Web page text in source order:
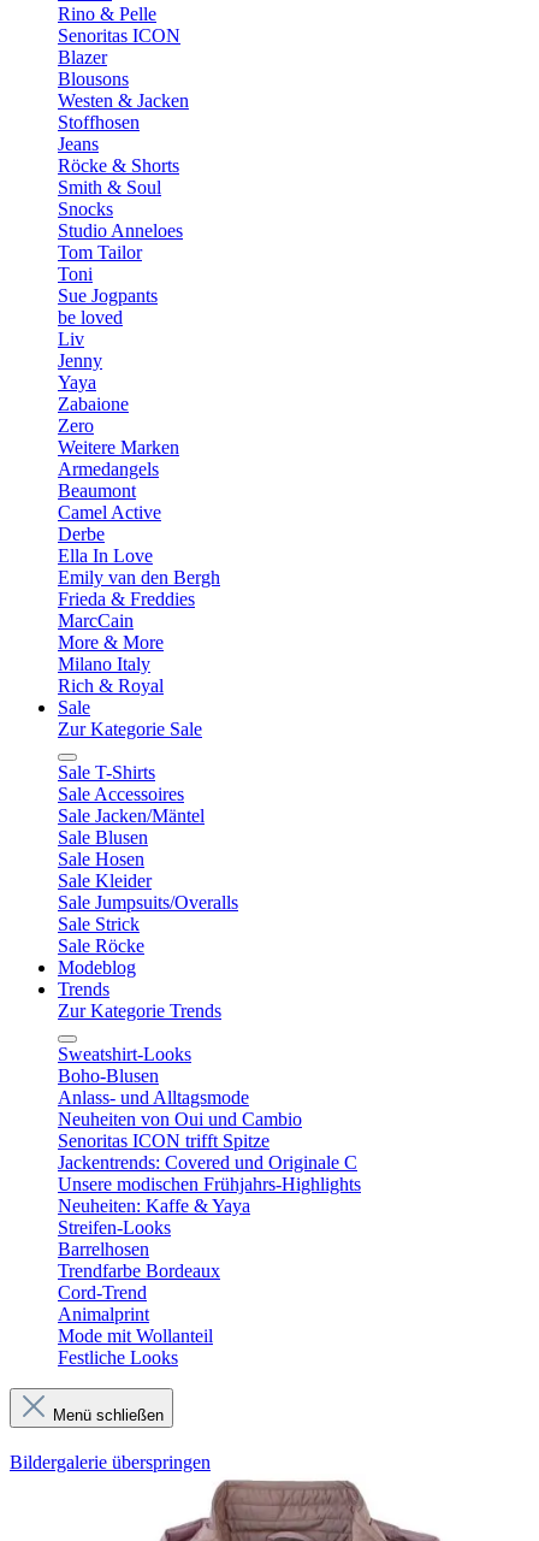
Rino & Pelle
Senoritas ICON
Blazer
Blousons
Westen & Jacken
Stoffhosen
Jeans
Röcke & Shorts
Smith & Soul
Snocks
Studio Anneloes
Tom Tailor
Toni
Sue Jogpants
be loved
Liv
Jenny
Yaya
Zabaione
Zero
Weitere Marken
Armedangels
Beaumont
Camel Active
Derbe
Ella In Love
Emily van den Bergh
Frieda & Freddies
MarcCain
More & More
Milano Italy
Rich & Royal
Sale
Zur Kategorie Sale
Sale T-Shirts
Sale Accessoires
Sale Jacken/Mäntel
Sale Blusen
Sale Hosen
Sale Kleider
Sale Jumpsuits/Overalls
Sale Strick
Sale Röcke
Modeblog
Trends
Zur Kategorie Trends
Sweatshirt-Looks
Boho-Blusen
Anlass- und Alltagsmode
Neuheiten von Oui und Cambio
Senoritas ICON trifft Spitze
Jackentrends: Covered und Originale C
Unsere modischen Frühjahrs-Highlights
Neuheiten: Kaffe & Yaya
Streifen-Looks
Barrelhosen
Trendfarbe Bordeaux
Cord-Trend
Animalprint
Mode mit Wollanteil
Festliche Looks
Menü schließen
Bildergalerie überspringen